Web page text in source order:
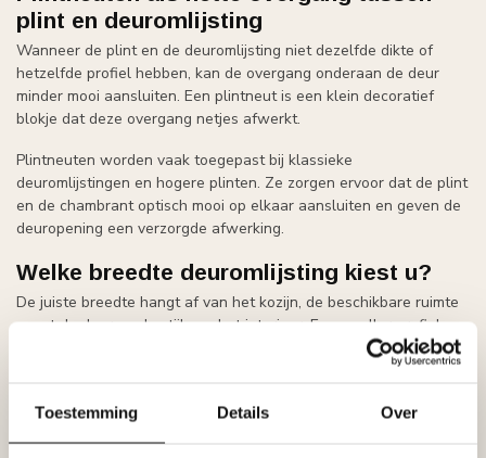
Toestemming Details Over
plint en deuromlijsting
Wanneer de plint en de deuromlijsting niet dezelfde dikte of
hetzelfde profiel hebben, kan de overgang onderaan de deur
minder mooi aansluiten. Een plintneut is een klein decoratief
blokje dat deze overgang netjes afwerkt.
Plintneuten worden vaak toegepast bij klassieke
deuromlijstingen en hogere plinten. Ze zorgen ervoor dat de plint
en de chambrant optisch mooi op elkaar aansluiten en geven de
deuropening een verzorgde afwerking.
Welke breedte deuromlijsting kiest u?
De juiste breedte hangt af van het kozijn, de beschikbare ruimte
naast de deur en de stijl van het interieur. Een smaller profiel
oogt rustiger en moderner, terwijl een bredere chambrant meer
nadruk geeft en vaak beter past bij klassieke interieurs of hogere